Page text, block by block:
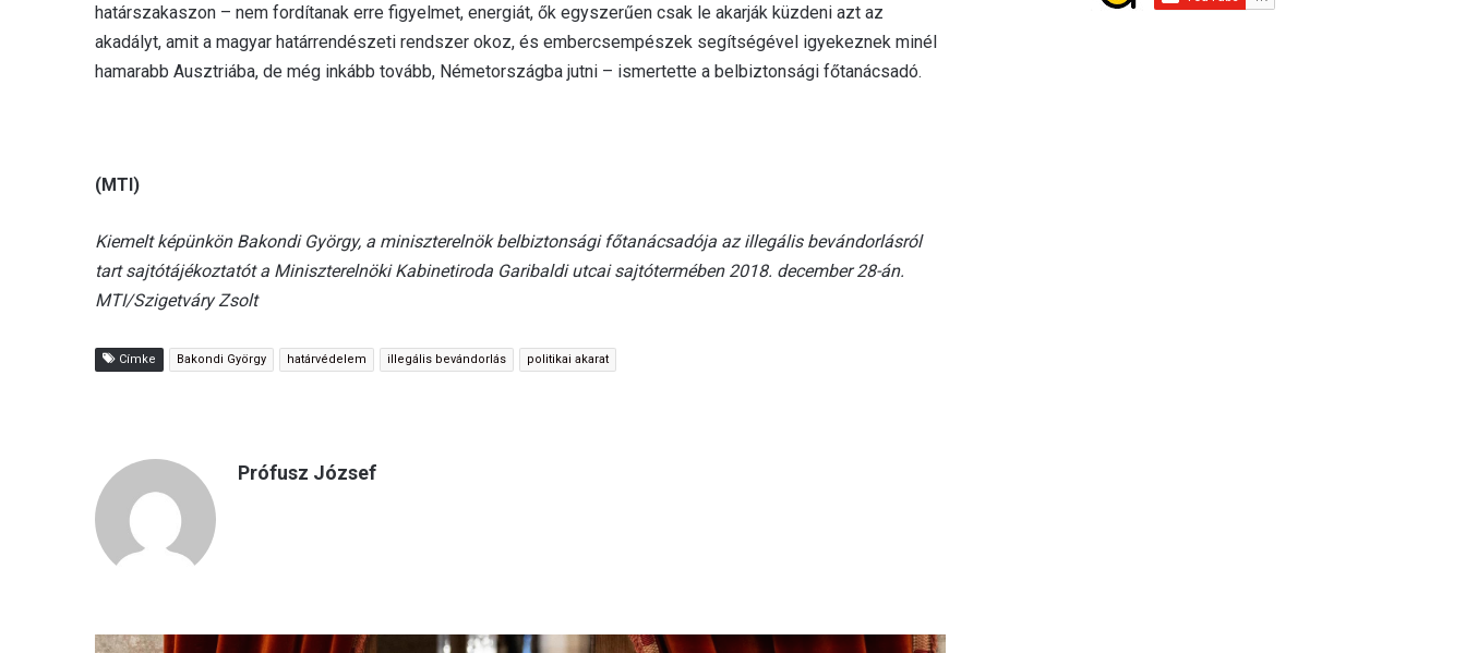
határszakaszon – nem fordítanak erre figyelmet, energiát, ők egyszerűen csak le akarják küzdeni azt az
akadályt, amit a magyar határrendészeti rendszer okoz, és embercsempészek segítségével igyekeznek minél
hamarabb Ausztriába, de még inkább tovább, Németországba jutni – ismertette a belbiztonsági főtanácsadó.
(MTI)
Kiemelt képünkön Bakondi György, a miniszterelnök belbiztonsági főtanácsadója az illegális bevándorlásról
tart sajtótájékoztatót a Miniszterelnöki Kabinetiroda Garibaldi utcai sajtótermében 2018. december 28-án.
MTI/Szigetváry Zsolt
Címke Bakondi György határvédelem illegális bevándorlás politikai akarat
Prófusz József